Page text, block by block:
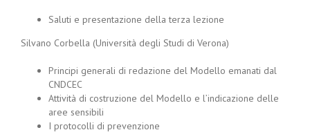
Saluti e presentazione della terza lezione
Silvano Corbella (Università degli Studi di Verona)
Principi generali di redazione del Modello emanati dal
CNDCEC
Attività di costruzione del Modello e l’indicazione delle
aree sensibili
I protocolli di prevenzione